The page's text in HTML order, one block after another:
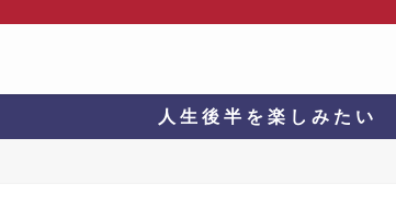
人 生 後 半 を 楽 し み た い